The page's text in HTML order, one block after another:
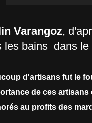
Varangoz,
les bains dans
d'artisans fut le
de ces
au profits des